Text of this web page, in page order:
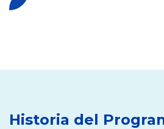
Historia del